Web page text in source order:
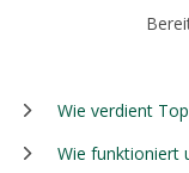
Wie verdient
Wie funktioniert